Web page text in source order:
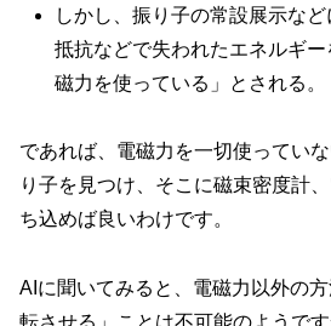
しかし、振り子の常設展示な
抵抗などで失われたエネルギ
磁力を使っている」とされる。
であれば、電磁力を一切使ってい
り子を見つけ、そこに磁束密度計
ち込めば良いわけです。
AIに聞いてみると、電磁力以外の